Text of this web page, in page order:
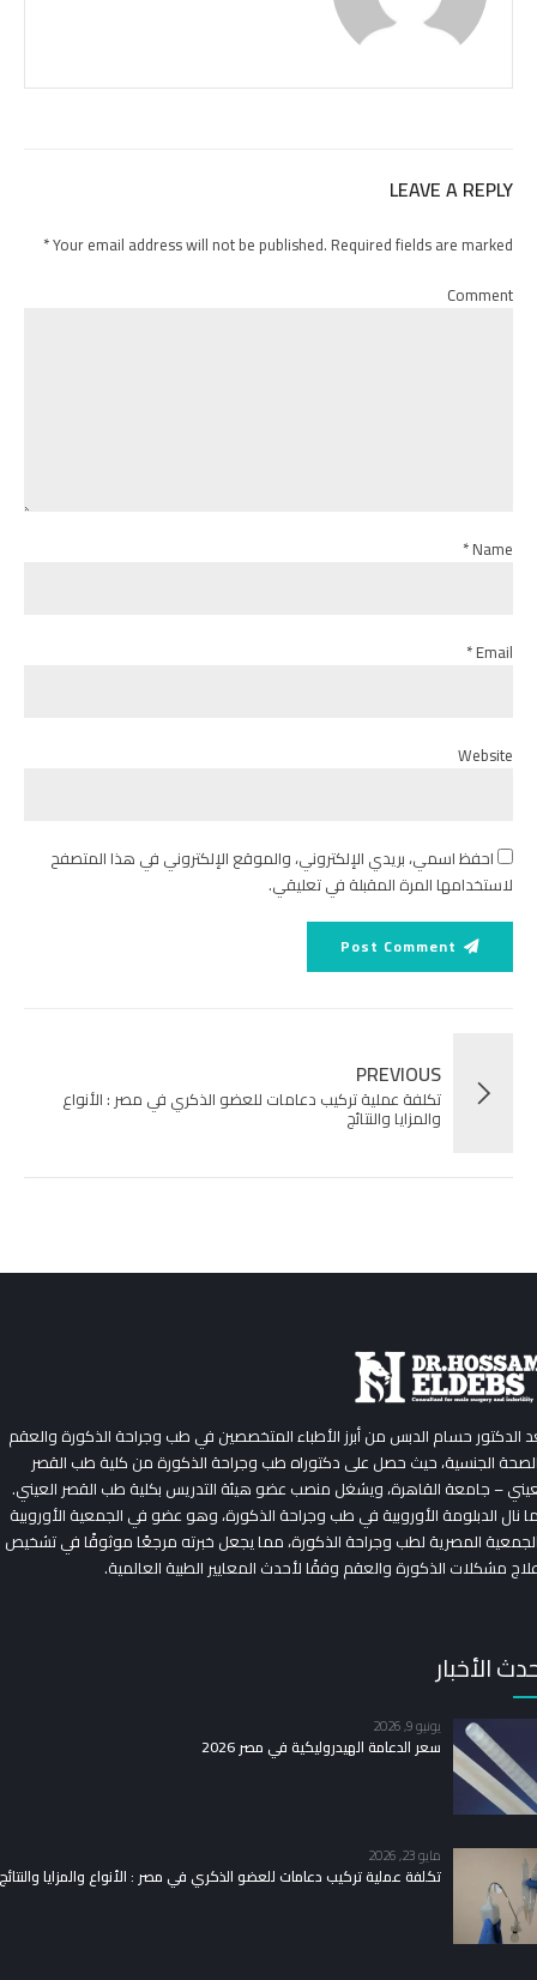
LEAVE A REPLY
Your email address will not be published. Required fields are marked *
Comment
Name *
Email *
Website
احفظ اسمي، بريدي الإلكتروني، والموقع الإلكتروني في هذا المتصفح
لاستخدامها المرة المقبلة في تعليقي.
Post Comment
PREVIOUS
تكلفة عملية تركيب دعامات للعضو الذكري في مصر : الأنواع
والمزايا والنتائج
الدكتور حسام الدبس من أبرز الأطباء المتخصصين في طب وجراحة الذكورة والعقم
الجنسية، حيث حصل على دكتوراه طب وجراحة الذكورة من كلية طب القصر
– جامعة القاهرة، ويشغل منصب عضو هيئة التدريس بكلية طب القصر العيني.
نال الدبلومة الأوروبية في طب وجراحة الذكورة، وهو عضو في الجمعية الأوروبية
المصرية لطب وجراحة الذكورة، مما يجعل خبرته مرجعًا موثوقًا في تشخيص
مشكلات الذكورة والعقم وفقًا لأحدث المعايير الطبية العالمية.
الأخبار
يونيو 9, 2026
سعر الدعامة الهيدروليكية في مصر 2026
مايو 23, 2026
تكلفة عملية تركيب دعامات للعضو الذكري في مصر : الأنواع والمزايا والنتائج